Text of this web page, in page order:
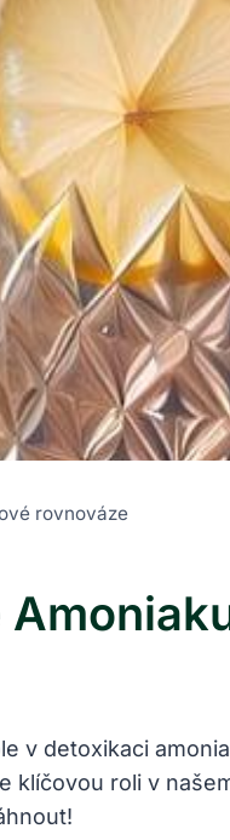
rovnováze
v detoxikaci
klíčovou roli v